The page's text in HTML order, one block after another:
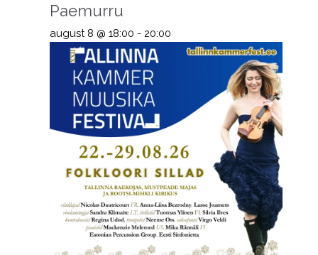
Paemurru
august 8 @ 18:00 - 20:00